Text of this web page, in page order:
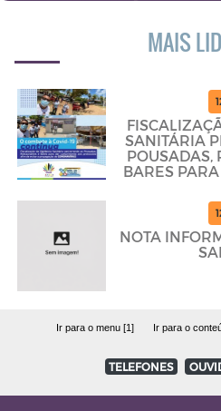
MAIS
SANITÁRIA
POUSADAS,
BARES
NOTA
Ir para o menu [1] Ir para o
TELEFONES